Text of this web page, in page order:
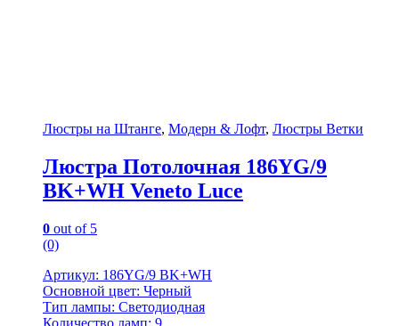
Люстры на Штанге, Модерн & Лофт, Люстры Ветки
Люстра Потолочная 186YG/9
BK+WH Veneto Luce
0 out of 5
(0)
Артикул: 186YG/9 BK+WH
Основной цвет: Черный
Тип лампы: Светодиодная
Количество ламп: 9